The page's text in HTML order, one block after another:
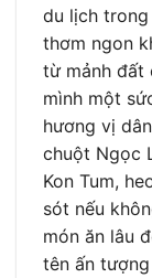
du lịch
thơm ngon
từ mảnh đất
mình một
hương vị
chuột Ngọc
Kon Tum,
sót nếu
món ăn lâu
tên ấn